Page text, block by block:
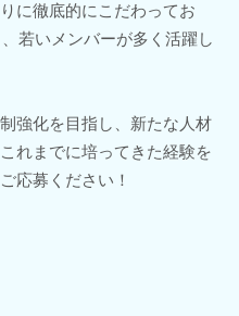
に徹底的にこだわってお
若いメンバーが多く活躍し
強化を目指し、新たな人材
れまでに培ってきた経験を
応募ください！